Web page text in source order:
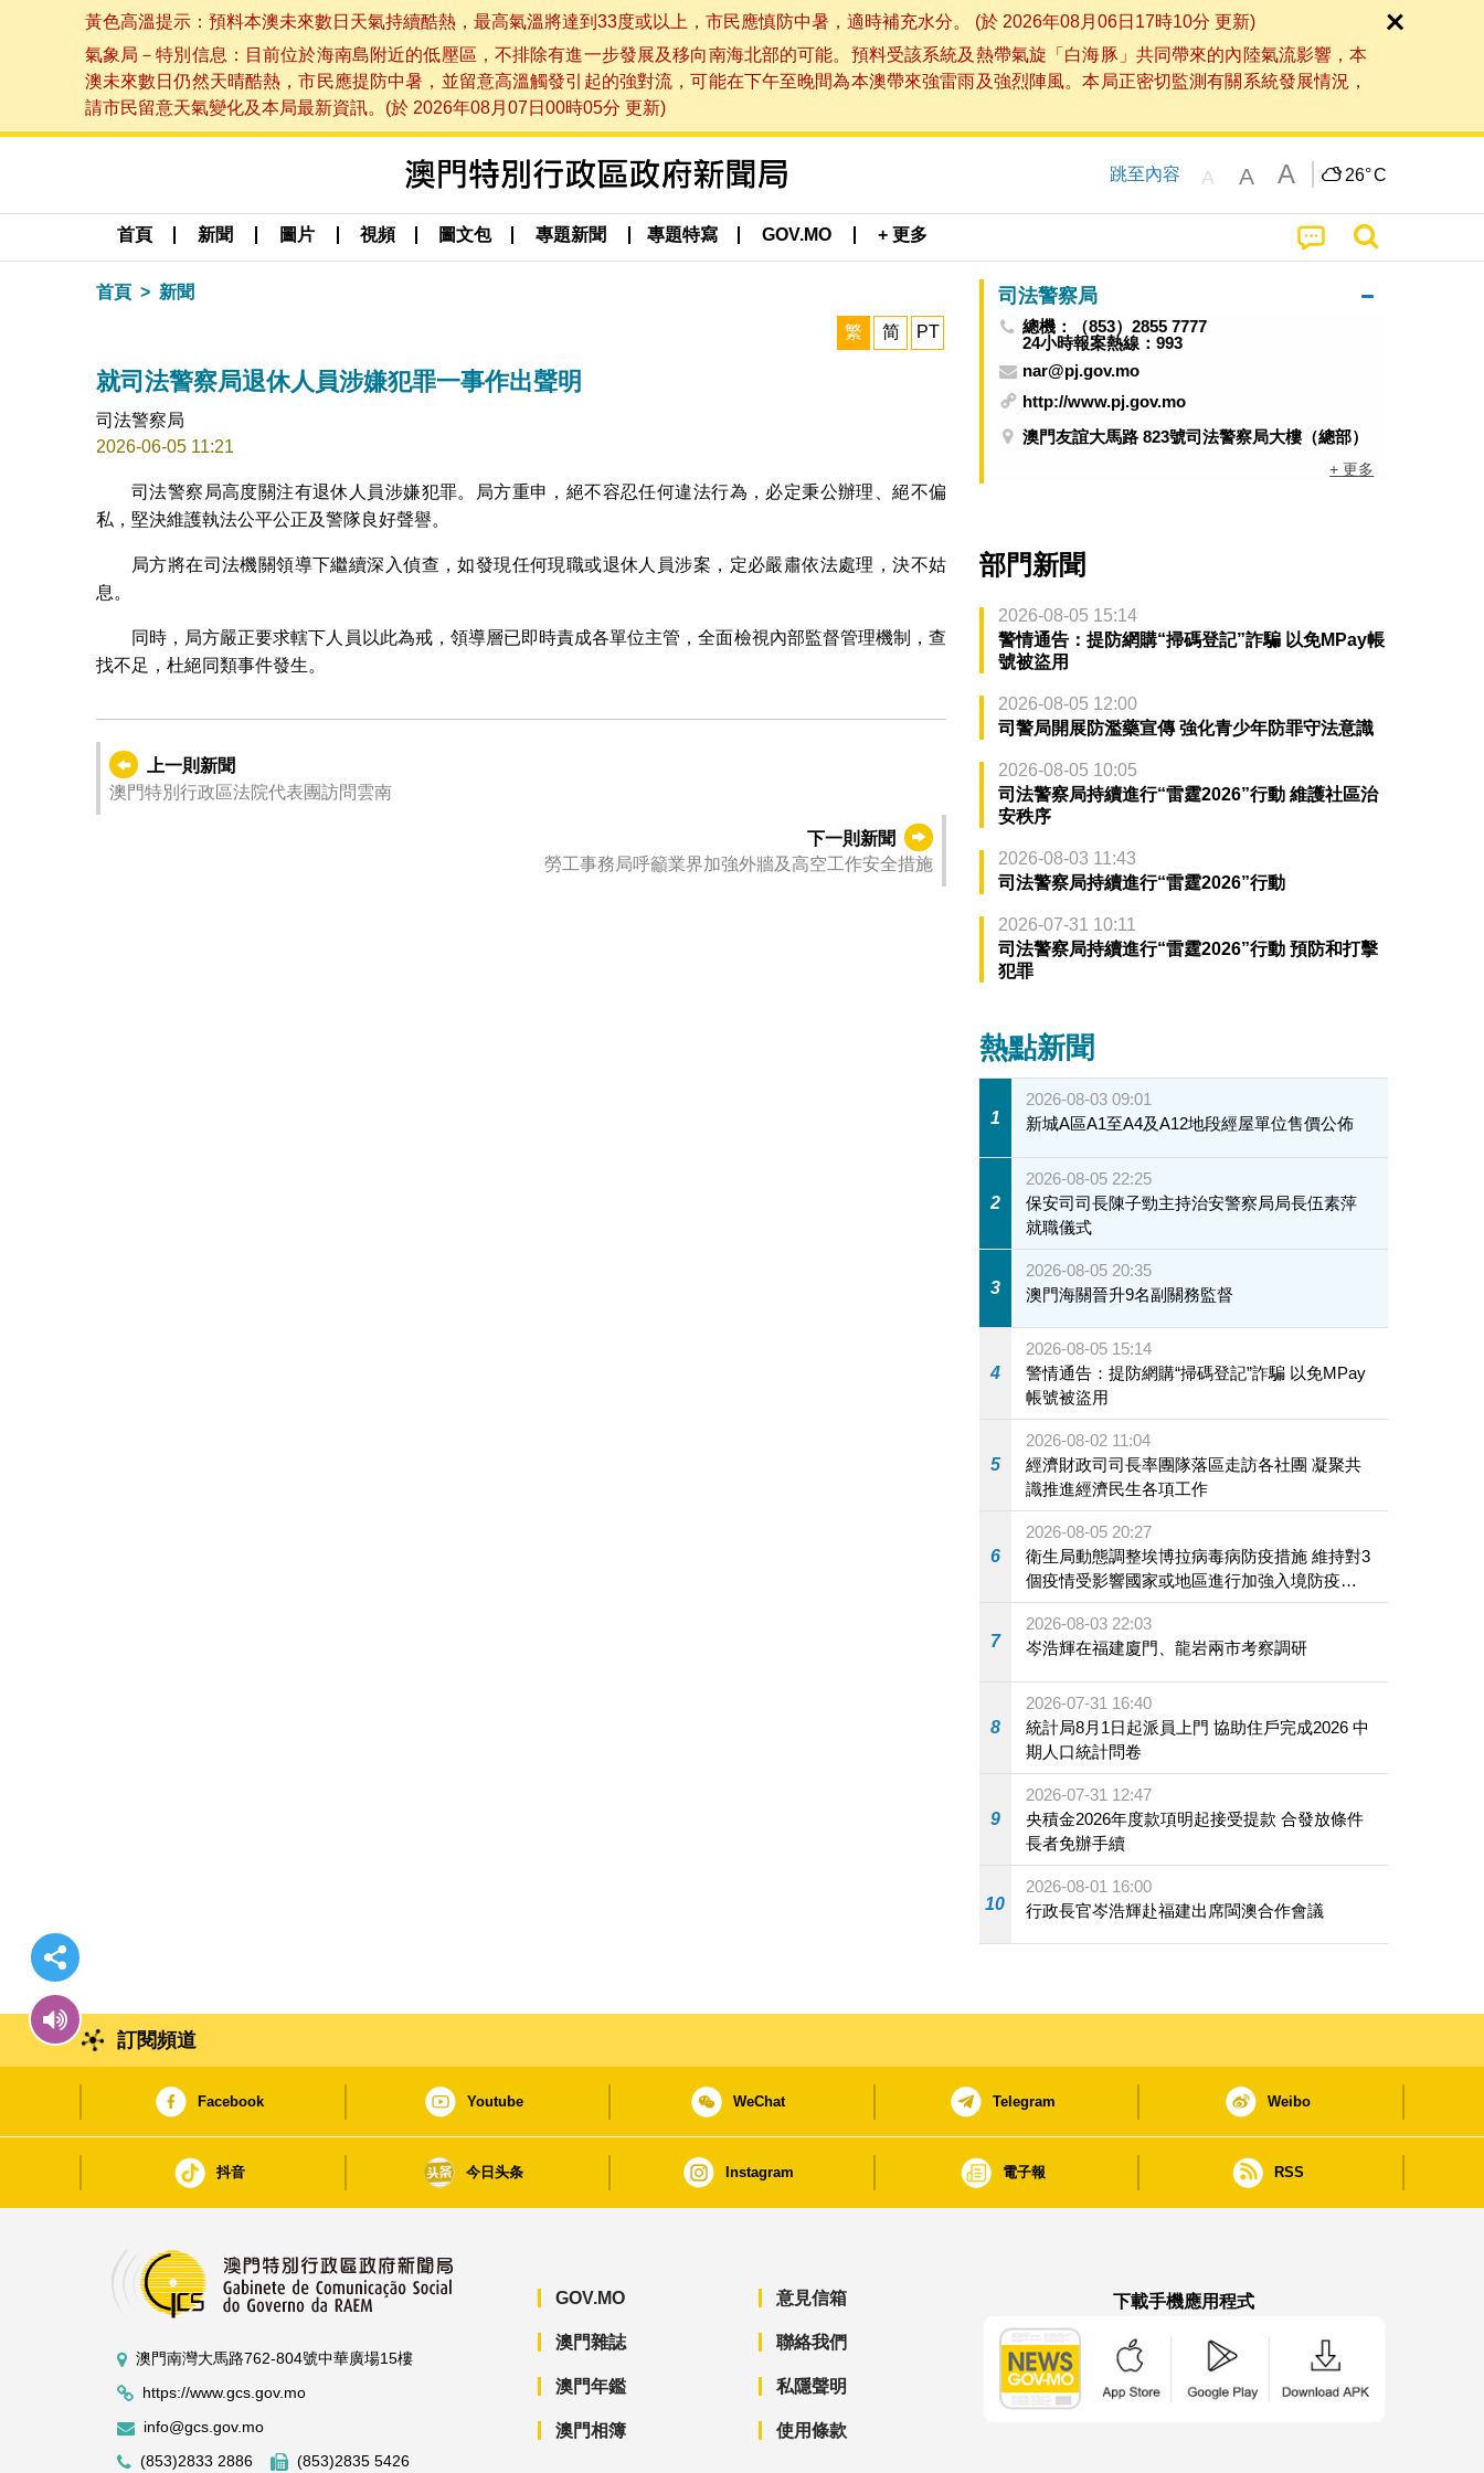
黃色高溫提示：預料本澳未來數日天氣持續酷熱，最高氣溫將達到33度或以上，市民應慎防中暑，適時補充水分。 (於 2026年08月06日17時10分 更新)
氣象局－特別信息：目前位於海南島附近的低壓區，不排除有進一步發展及移向南海北部的可能。預料受該系統及熱帶氣旋「白海豚」共同帶來的內陸氣流影響，本
澳未來數日仍然天晴酷熱，市民應提防中暑，並留意高溫觸發引起的強對流，可能在下午至晚間為本澳帶來強雷雨及強烈陣風。本局正密切監測有關系統發展情況，
請市民留意天氣變化及本局最新資訊。(於 2026年08月07日00時05分 更新)
跳至內容 A A A 26°C
首頁 新聞 圖片 視頻 圖文包 專題新聞 專題特寫 GOV.MO + 更多
首頁 新聞
繁 简 PT
就司法警察局退休人員涉嫌犯罪一事作出聲明
司法警察局
2026-06-05 11:21
司法警察局高度關注有退休人員涉嫌犯罪。局方重申，絕不容忍任何違法行為，必定秉公辦理、絕不偏
私，堅決維護執法公平公正及警隊良好聲譽。
局方將在司法機關領導下繼續深入偵查，如發現任何現職或退休人員涉案，定必嚴肅依法處理，決不姑
息。
同時，局方嚴正要求轄下人員以此為戒，領導層已即時責成各單位主管，全面檢視內部監督管理機制，查
找不足，杜絕同類事件發生。
上一則新聞
澳門特別行政區法院代表團訪問雲南
下一則新聞
勞工事務局呼籲業界加強外牆及高空工作安全措施
司法警察局
總機：（853）2855 7777
24小時報案熱線：993
nar@pj.gov.mo
http://www.pj.gov.mo
澳門友誼大馬路 823號司法警察局大樓（總部）
+ 更多
部門新聞
2026-08-05 15:14
警情通告：提防網購“掃碼登記”詐騙 以免MPay帳
號被盜用
2026-08-05 12:00
司警局開展防濫藥宣傳 強化青少年防罪守法意識
2026-08-05 10:05
司法警察局持續進行“雷霆2026”行動 維護社區治
安秩序
2026-08-03 11:43
司法警察局持續進行“雷霆2026”行動
2026-07-31 10:11
司法警察局持續進行“雷霆2026”行動 預防和打擊
犯罪
熱點新聞
1
2026-08-03 09:01
新城A區A1至A4及A12地段經屋單位售價公佈
2
2026-08-05 22:25
保安司司長陳子勁主持治安警察局局長伍素萍
就職儀式
3
2026-08-05 20:35
澳門海關晉升9名副關務監督
4
2026-08-05 15:14
警情通告：提防網購“掃碼登記”詐騙 以免MPay
帳號被盜用
5
2026-08-02 11:04
經濟財政司司長率團隊落區走訪各社團 凝聚共
識推進經濟民生各項工作
6
2026-08-05 20:27
衛生局動態調整埃博拉病毒病防疫措施 維持對3
個疫情受影響國家或地區進行加強入境防疫措
施
7
2026-08-03 22:03
岑浩輝在福建廈門、龍岩兩市考察調研
8
2026-07-31 16:40
統計局8月1日起派員上門 協助住戶完成2026 中
期人口統計問卷
9
2026-07-31 12:47
央積金2026年度款項明起接受提款 合發放條件
長者免辦手續
10
2026-08-01 16:00
行政長官岑浩輝赴福建出席閩澳合作會議
訂閱頻道
Facebook Youtube WeChat Telegram Weibo
抖音 今日头条 Instagram 電子報 RSS
澳門南灣大馬路762-804號中華廣場15樓
https://www.gcs.gov.mo
info@gcs.gov.mo
(853)2833 2886
(853)2835 5426
GOV.MO
澳門雜誌
澳門年鑑
澳門相簿
意見信箱
聯絡我們
私隱聲明
使用條款
下載手機應用程式